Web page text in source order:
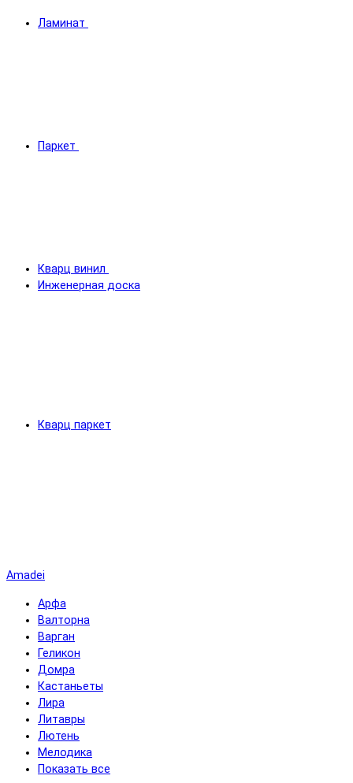
Ламинат
Паркет
Кварц винил
Инженерная доска
Кварц паркет
Amadei
Арфа
Валторна
Варган
Геликон
Домра
Кастаньеты
Лира
Литавры
Лютень
Мелодика
Показать все